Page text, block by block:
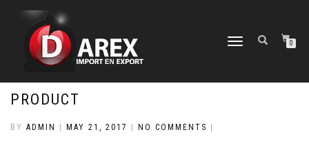
TOGGLE
0
PRODUCT
BY ADMIN MAY 21, 2017 NO COMMENTS